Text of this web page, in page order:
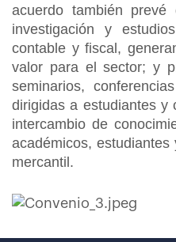
acuerdo también prevé
investigación y
contable y fiscal,
valor para el sector; y
seminarios,
dirigidas a estudiantes y
intercambio de
académicos,
mercantil.